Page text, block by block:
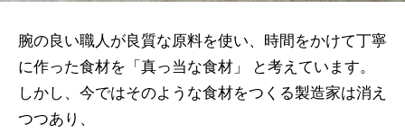
腕の良い職人が良質な原料を使い、時間をかけて丁寧
に作った食材を「真っ当な食材」 と考えています。
しかし、今ではそのような食材をつくる製造家は消え
つつあり、